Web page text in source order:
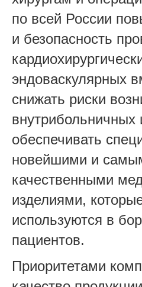
по всей России
и безопасность
эндоваскулярных
снижать риски
обеспечивать
новейшими и
качественными
изделиями,
используются в
пациентов.
Приоритетами